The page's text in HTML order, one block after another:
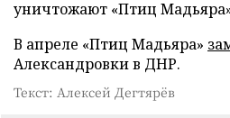
уничтожают «Птиц
В апреле «Птиц Мадьяра»
Александровки в ДНР.
Текст: Алексей Дегтярёв